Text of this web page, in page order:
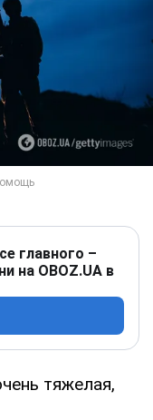
главного –
на OBOZ.UA в
тяжелая,